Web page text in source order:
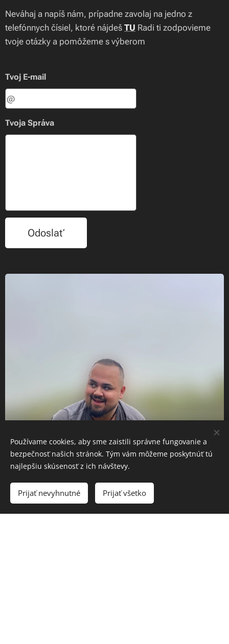
Neváhaj a napíš nám, prípadne zavolaj na jedno z
telefónnych čísiel, ktoré nájdeš TU Radi ti zodpovieme
tvoje otázky a pomôžeme s výberom
Tvoj E-mail
Tvoja Správa
Odoslať
Používame cookies, aby sme zaistili správne fungovanie a
bezpečnosť našich stránok. Tým vám môžeme poskytnúť tú
najlepšiu skúsenosť z ich návštevy.
Prijať nevyhnutné Prijať všetko